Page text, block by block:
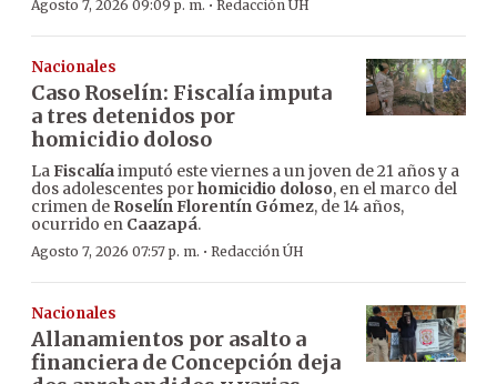
Agosto 7, 2026 09:09 p. m. · Redacción ÚH
Nacionales
Caso Roselín: Fiscalía imputa
a tres detenidos por
homicidio doloso
LaFiscalíaimputó este viernes a un joven de 21 años y a
dos adolescentes porhomicidio doloso, en el marco del
crimen de Roselín Florentín Gómez, de 14 años,
ocurrido en Caazapá.
Agosto 7, 2026 07:57 p. m. · Redacción ÚH
Nacionales
Allanamientos por asalto a
financiera de Concepción deja